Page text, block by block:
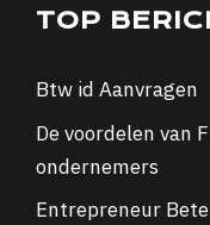
TOP
Btw id Aanvragen
De voordelen van
ondernemers
Entrepreneur